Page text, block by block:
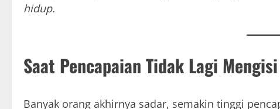
hidup.
Saat Pencapaian Tidak Lagi
Banyak orang akhirnya sadar, semakin tinggi